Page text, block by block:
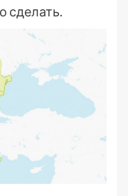
сделать.